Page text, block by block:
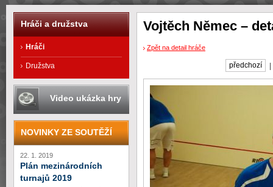
Vojtěch Němec –
Zpět na detail hráče
předchozí
Hráči a družstva
Hráči
Družstva
Video ukázka hry
NOVINKY ZE SOUTĚŽÍ
22. 1. 2019
Plán mezinárodních
turnajů 2019